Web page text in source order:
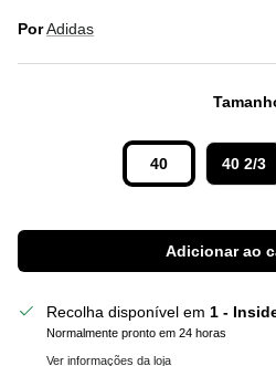
PorAdidas
40 40 2/3
Adicionar ao
Recolha disponível em 1 -
Normalmente pronto em 24 horas
Ver informações da loja